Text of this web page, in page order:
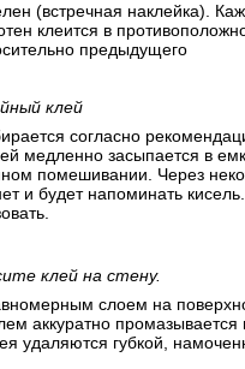
(встречная наклейка).
клеится в
предыдущего
клей
согласно
медленно засыпается в
помешивании. Через
и будет напоминать
клей на стену.
слоем на
аккуратно промазывается
удаляются губкой,